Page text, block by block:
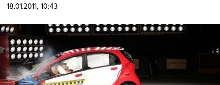
18.01.2011, 10:43